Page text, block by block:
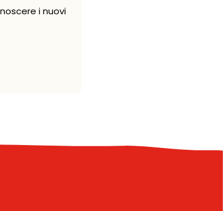
i nuovi